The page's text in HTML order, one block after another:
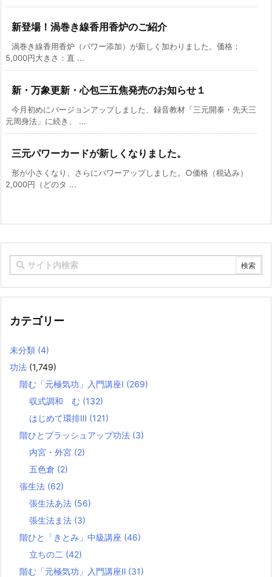
新登場！渦巻き線香用香炉のご紹介
渦巻き線香用香炉（パワー添加）が新しく加わりました。価格：
5,000円大きさ：直 ...
新・万象更新・心包三五焦発売のお知らせ１
今月初めにバージョンアップしました、録音教材「三元開泰・先天三
元周身法」に続き、 ...
三元パワーカードが新しくなりました。
形が小さくなり、さらにパワーアップしました。○価格（税込み）
2,000円（どのタ ...
カテゴリー
未分類 (4)
功法 (1,749)
階む「元極気功」入門講座Ⅰ (269)
収式調和 む (132)
はじめて環排Ⅲ (121)
階ひとブラッシュアップ功法 (3)
内宮・外宮 (2)
五色倉 (2)
張生法 (62)
張生法あ法 (56)
張生法ま法 (3)
階ひと「きとみ」中級講座 (46)
立ちの二 (42)
階む「元極気功」入門講座Ⅱ (31)